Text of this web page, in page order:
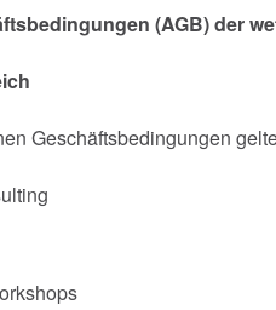
(AGB) der
Geschäftsbedingungen